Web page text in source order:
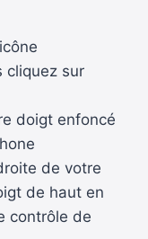
cliquez sur
doigt enfoncé
de votre
de haut en
contrôle de